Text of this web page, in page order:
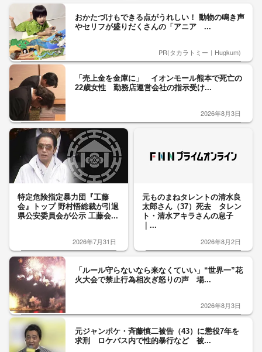
おかたづけもできる点がうれしい！ 動物の鳴き声
やセリフが盛りだくさんの「アニア ...
PR(タカラトミー｜Hugkum)
「売上金を金庫に」 イオンモール熊本で死亡の
22歳女性 勤務店運営会社の指示受け...
2026年8月3日
特定危険指定暴力団『工藤
会』トップ 野村悟総裁が引退
県公安委員会が公示 工藤会...
2026年7月31日
元ものまねタレントの清水良
太郎さん（37）死去 タレン
ト・清水アキラさんの息子
｜...
2026年8月2日
「ルール守らないなら来なくていい」“世界一”花
火大会で禁止行為相次ぎ怒りの声 場...
2026年8月3日
元ジャンポケ・斉藤慎二被告（43）に懲役7年を
求刑 ロケバス内で性的暴行など 被...